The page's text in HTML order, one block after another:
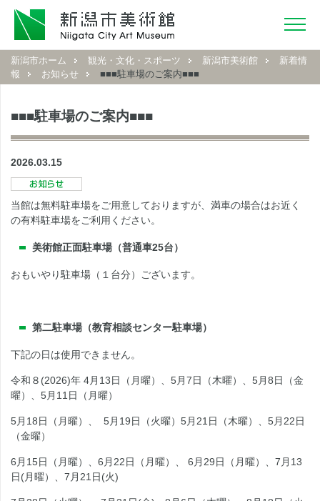
新潟市ホーム 観光・文化・スポーツ 新潟市美術館
新着情
報
お知らせ ■■■駐車場のご案内■■■
■■■駐車場のご案内■■■
2026.03.15
当館は無料駐車場をご用意しておりますが、満車の場合はお近く
の有料駐車場をご利用ください。
美術館正面駐車場（普通車25台）
おもいやり駐車場（１台分）ございます。
第二駐車場（教育相談センター駐車場）
下記の日は使用できません。
令和８(2026)年 4月13日（月曜）、5月7日（木曜）、5月8日（金
曜）、5月11日（月曜）
5月18日（月曜）、 5月19日（火曜）5月21日（木曜）、5月22日
（金曜）
6月15日（月曜）、6月22日（月曜）、 6月29日（月曜）、7月13
日(月曜）、7月21日(火)